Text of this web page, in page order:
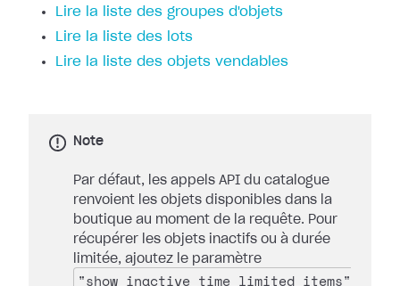
Lire la liste des groupes d'objets
Lire la liste des lots
Lire la liste des objets vendables
Note
Par défaut, les appels API du catalogue
renvoient les objets disponibles dans la
boutique au moment de la requête. Pour
récupérer les objets inactifs ou à durée
limitée, ajoutez le paramètre
"show_inactive_time_limited_items"